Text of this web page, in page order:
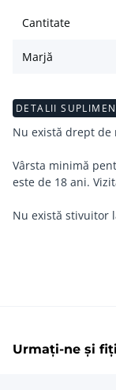
Cantitate
Marjă
DETALII
Nu există drept de
Vârsta minimă
este de 18 ani.
Urmați-ne și